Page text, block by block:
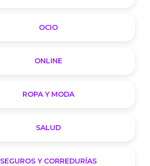
OCIO
ONLINE
ROPA Y MODA
SALUD
SEGUROS Y CORREDURÍAS